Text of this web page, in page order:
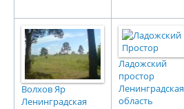
Волхов Яр
Ленинградская
Ладожский
простор
Ленинградская
область